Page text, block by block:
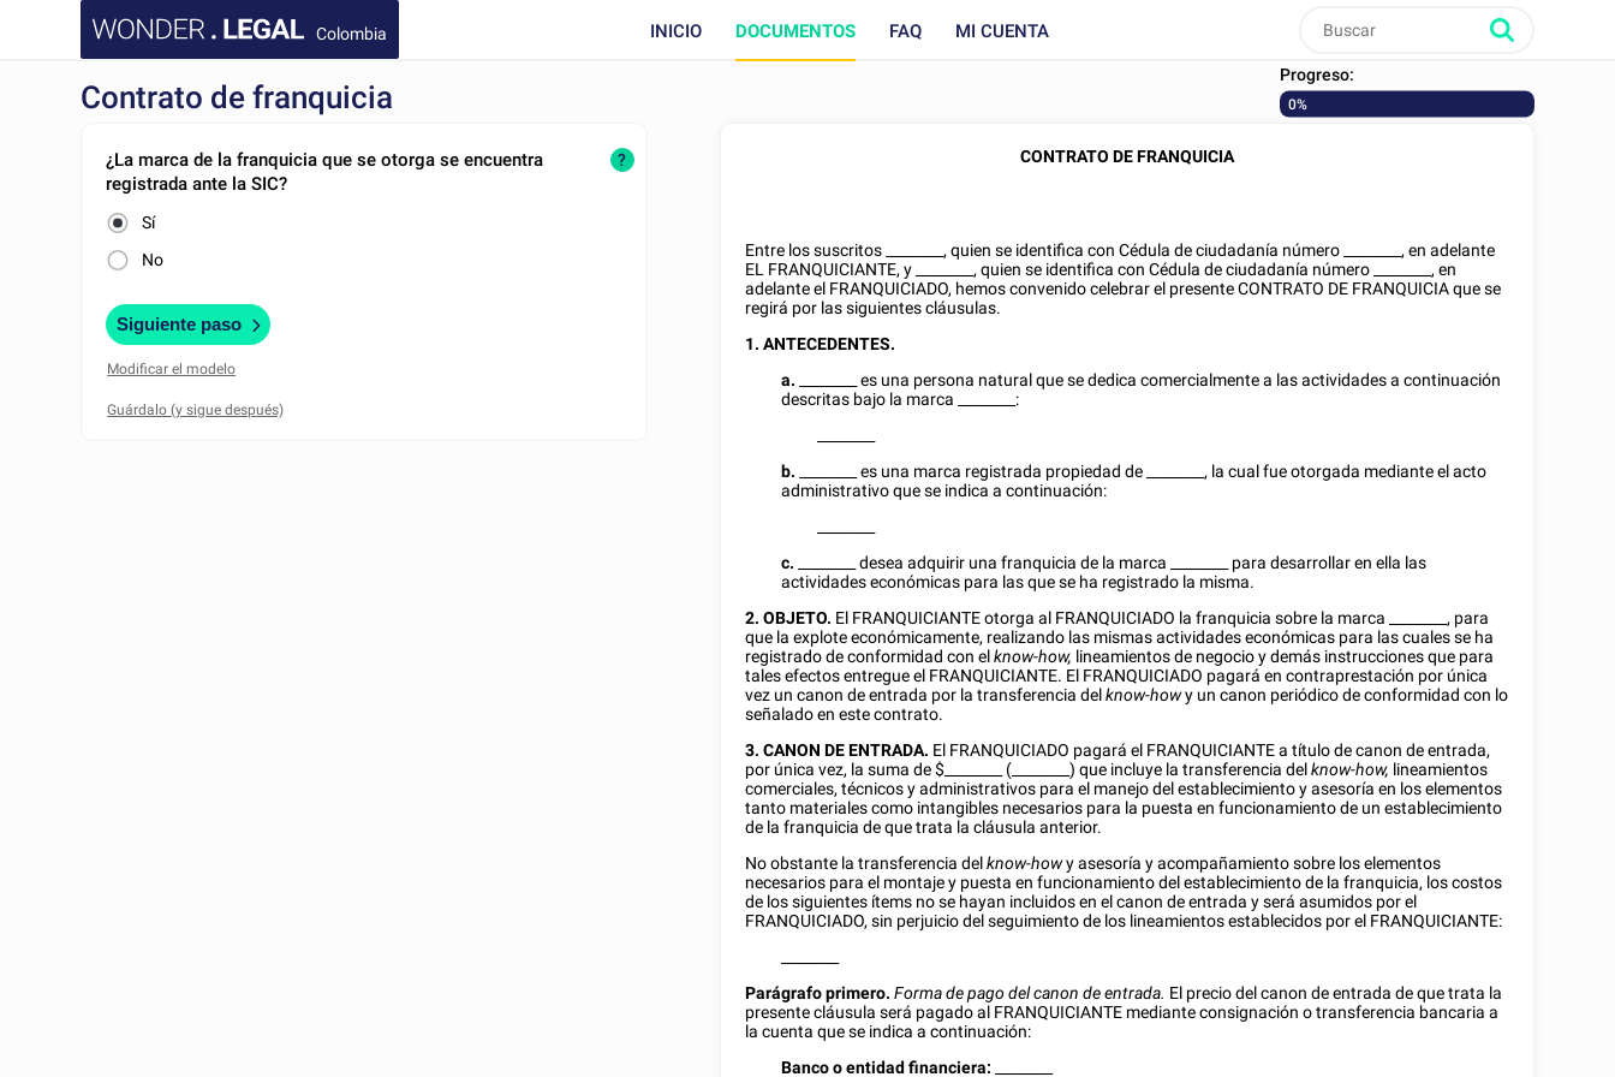
Colombia INICIO DOCUMENTOS FAQ MI CUENTA
Contrato de franquicia
Progreso:
0%
¿La marca de la franquicia que se otorga se encuentra
registrada ante la SIC?
Sí
No
?
Siguiente paso
Modificar el modelo
CONTRATO DE FRANQUICIA
Entre los suscritos , quien se identifica conCédula de ciudadanía número
, en adelante
EL FRANQUICIANTE, y
, quien se identifica conCédula de ciudadanía número
, en
adelante el FRANQUICIADO, hemos convenido celebrar el presente CONTRATO DE FRANQUICIA que se
regirá por las siguientes cláusulas.
1. ANTECEDENTES.
a.
es una persona natural que se dedica comercialmente a las actividades a continuación
descritas bajo la marca
:
b.
es una marca registrada propiedad de
, la cual fue otorgada mediante el acto
administrativo que se indica a continuación:
c.
desea adquirir una franquicia de la marca
para desarrollar en ella las
actividades económicas para las que se ha registrado la misma.
2. OBJETO. El FRANQUICIANTE otorga al FRANQUICIADO la franquicia sobre la marca
, para
que la explote económicamente, realizando las mismas actividades económicas para las cuales se ha
registrado de conformidad con elknow-how, lineamientos de negocio y demás instrucciones que para
tales efectos entregue el FRANQUICIANTE. El FRANQUICIADO pagará en contraprestación por única
vez un canon de entrada por la transferencia delknow-howy un canon periódico de conformidad con lo
señalado en este contrato.
3. CANON DE ENTRADA. El FRANQUICIADO pagará el FRANQUICIANTE a título de canon de entrada,
por única vez, la suma de $
(________) que incluye la transferencia delknow-how, lineamientos
comerciales, técnicos y administrativos para el manejo del establecimiento y asesoría en los elementos
tanto materiales como intangibles necesarios para la puesta en funcionamiento de un establecimiento
de la franquicia de que trata la cláusula anterior.
No obstante la transferencia delknow-howy asesoría y acompañamiento sobre los elementos
necesarios para el montaje y puesta en funcionamiento del establecimiento de la franquicia, los costos
de los siguientes ítems no se hayan incluidos en el canon de entrada y será asumidos por el
FRANQUICIADO, sin perjuicio del seguimiento de los lineamientos establecidos por el FRANQUICIANTE:
Parágrafo primero. Forma de pago del canon de entrada. El precio del canon de entrada de que trata la
presente cláusula será pagado al FRANQUICIANTE mediante consignación o transferencia bancaria a
la cuenta que se indica a continuación:
Banco o entidad financiera: